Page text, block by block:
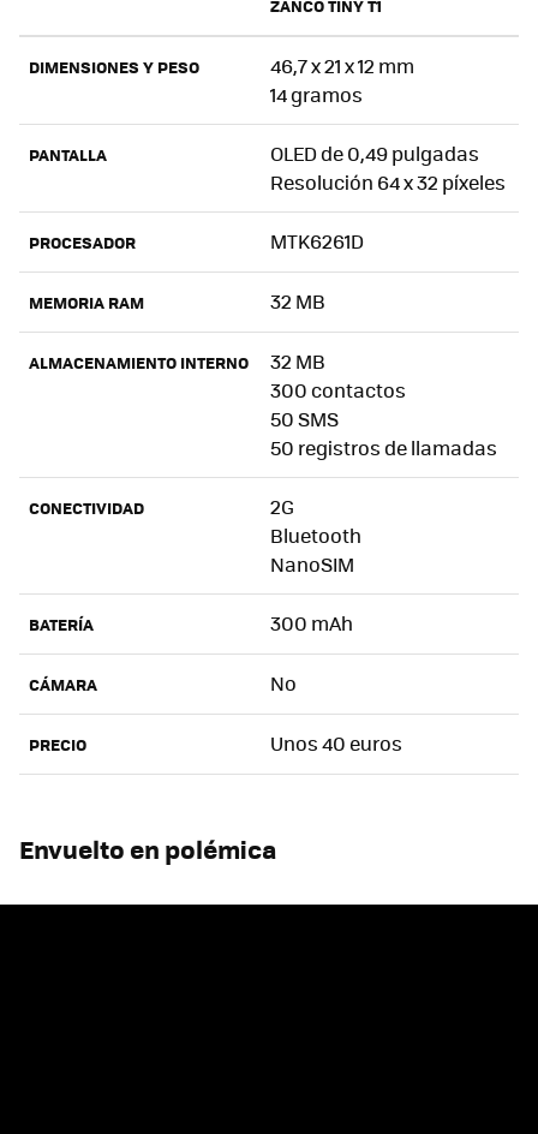
ZANCO TINY T1
DIMENSIONES Y PESO
46,7 x 21 x 12 mm
14 gramos
PANTALLA
OLED de 0,49 pulgadas
Resolución 64 x 32 píxeles
PROCESADOR MTK6261D
MEMORIA RAM 32 MB
ALMACENAMIENTO INTERNO
32 MB
300 contactos
50 SMS
50 registros de llamadas
CONECTIVIDAD
2G
Bluetooth
NanoSIM
BATERÍA 300 mAh
CÁMARA No
PRECIO Unos 40 euros
Envuelto en polémica